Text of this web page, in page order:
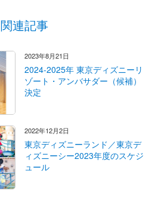
関連記事
2023年8月21日
2024-2025年 東京ディズニーリ
ゾート・アンバサダー（候補）
決定
2022年12月2日
東京ディズニーランド／東京デ
ィズニーシー2023年度のスケジ
ュール